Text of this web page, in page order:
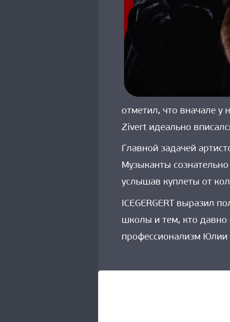
отметил, что вначале у
Zivert идеально
Главной задачей
Музыканты
услышав куплеты от
ICEGERGERT выразил
школы и тем, кто давно
профессионализм Юлии